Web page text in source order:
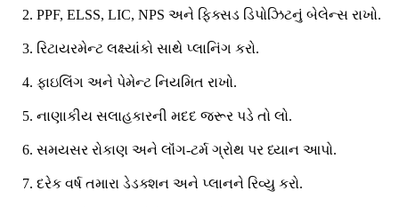
PPF, ELSS, LIC, NPS અને ફિક્સડ ડિપોઝિટનું બેલેન્સ રાખો.
રિટાયરમેન્ટ લક્ષ્યાંકો સાથે પ્લાનિંગ કરો.
ફાઇલિંગ અને પેમેન્ટ નિયમિત રાખો.
નાણાકીય સલાહકારની મદદ જરૂર પડે તો લો.
સમયસર રોકાણ અને લૉંગ-ટર્મ ગ્રોથ પર ધ્યાન આપો.
દરેક વર્ષ તમારા ડેડક્શન અને પ્લાનને રિવ્યુ કરો.